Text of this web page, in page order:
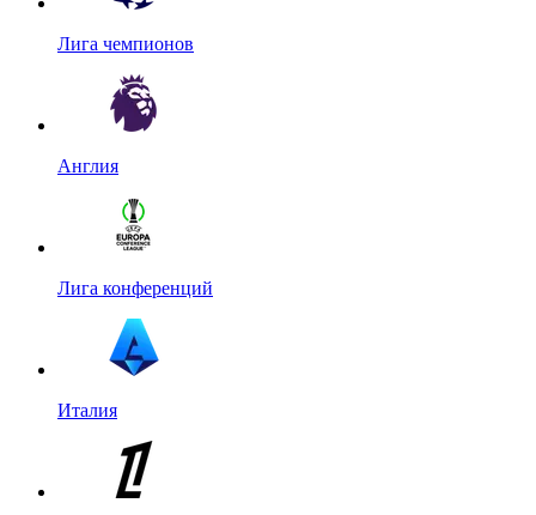
Лига чемпионов
Англия
Лига конференций
Италия